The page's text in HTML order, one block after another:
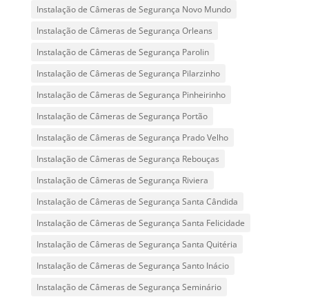
Instalação de Câmeras de Segurança Novo Mundo
Instalação de Câmeras de Segurança Orleans
Instalação de Câmeras de Segurança Parolin
Instalação de Câmeras de Segurança Pilarzinho
Instalação de Câmeras de Segurança Pinheirinho
Instalação de Câmeras de Segurança Portão
Instalação de Câmeras de Segurança Prado Velho
Instalação de Câmeras de Segurança Rebouças
Instalação de Câmeras de Segurança Riviera
Instalação de Câmeras de Segurança Santa Cândida
Instalação de Câmeras de Segurança Santa Felicidade
Instalação de Câmeras de Segurança Santa Quitéria
Instalação de Câmeras de Segurança Santo Inácio
Instalação de Câmeras de Segurança Seminário